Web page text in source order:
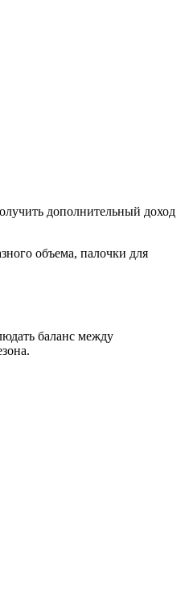
дополнительный доход
объема, палочки для
баланс между